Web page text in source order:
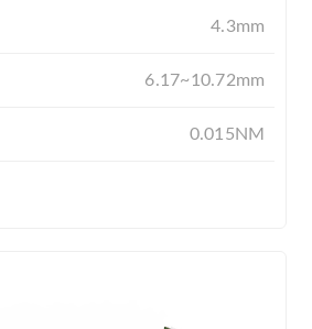
4.3mm
6.17~10.72mm
0.015NM